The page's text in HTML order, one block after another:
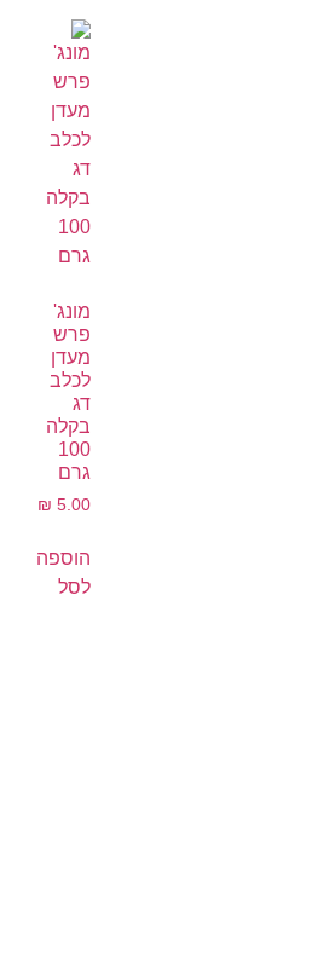
מונג'
פרש
מעדן
לכלב
דג
בקלה
100
גרם
₪ 5.00
הוספה
לסל